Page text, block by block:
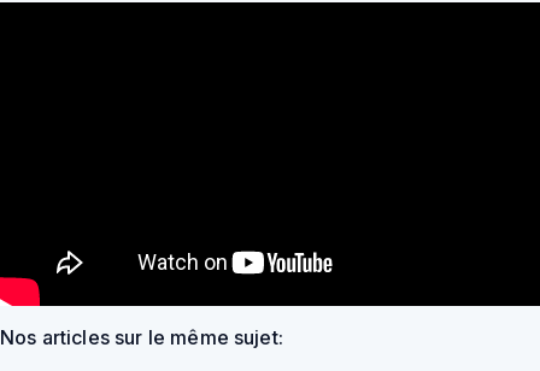
Nos articles sur le même sujet: